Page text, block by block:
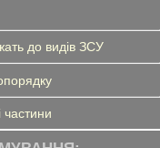
до видів ЗСУ
частини